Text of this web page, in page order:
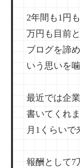
2年間も1円
万円も目前
ブログを諦
いう思いを
最近では企
書いてくれ
月1くらいで
報酬として7